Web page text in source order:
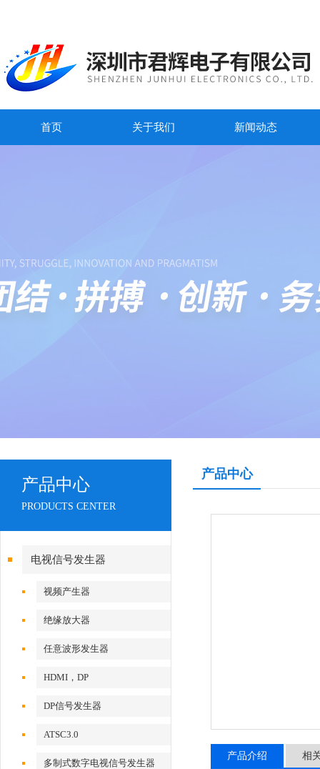
首页 关于我们 新闻动态
产品中心
PRODUCTS CENTER
电视信号发生器
视频产生器
绝缘放大器
任意波形发生器
HDMI，DP
DP信号发生器
ATSC3.0
多制式数字电视信号发生器
产品中心
产品介绍 相